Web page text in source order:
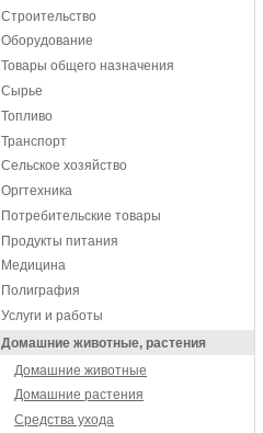
Строительство
Оборудование
Товары общего назначения
Сырье
Топливо
Транспорт
Сельское хозяйство
Оргтехника
Потребительские товары
Продукты питания
Медицина
Полиграфия
Услуги и работы
Домашние животные, растения
Домашние животные
Домашние растения
Средства ухода